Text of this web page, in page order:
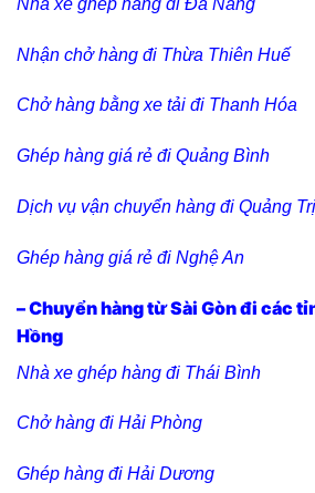
Nhận chở hàng đi Thừa Thiên Huế
Chở hàng bằng xe tải đi Thanh Hóa
Ghép hàng giá rẻ đi Quảng Bình
Dịch vụ vận chuyển hàng đi Quảng Trị
Ghép hàng giá rẻ đi Nghệ An
– Chuyển hàng từ Sài Gòn đi các
Hồng
Nhà xe ghép hàng đi Thái Bình
Chở hàng đi Hải Phòng
Ghép hàng đi Hải Dương